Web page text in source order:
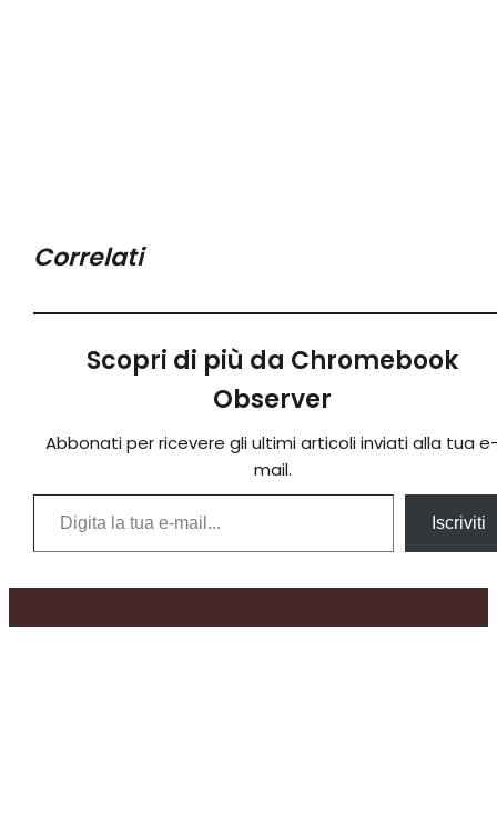
Correlati
Scopri di più da Chromebook
Observer
Abbonati per ricevere gli ultimi articoli inviati alla tua
mail.
Digita la tua e-mail...
Iscriviti